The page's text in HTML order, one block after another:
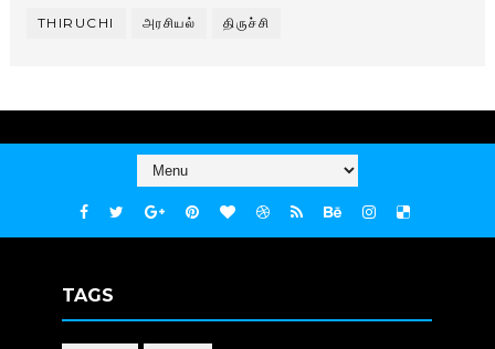
THIRUCHI அரசியல் திருச்சி
TAGS